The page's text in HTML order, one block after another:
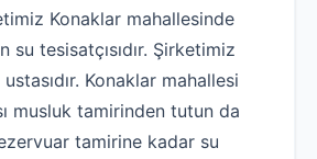
Konaklar mahallesinde
su tesisatçısıdır. Şirketimiz
Konaklar mahallesi
musluk tamirinden tutun da
tamirine kadar su